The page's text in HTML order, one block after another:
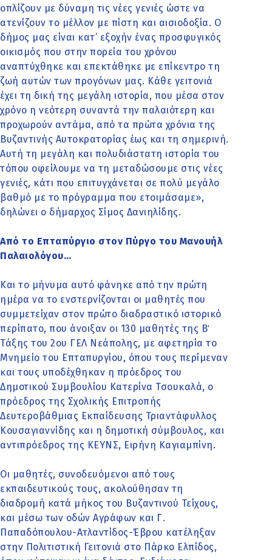
οπλίζουν με δύναμη τις νέες γενιές ώστε να
ατενίζουν το μέλλον με πίστη και αισιοδοξία. Ο
δήμος μας είναι κατ’ εξοχήν ένας προσφυγικός
οικισμός που στην πορεία του χρόνου
αναπτύχθηκε και επεκτάθηκε με επίκεντρο τη
ζωή αυτών των προγόνων μας. Κάθε γειτονιά
έχει τη δική της μεγάλη ιστορία, που μέσα στον
χρόνο η νεότερη συναντά την παλαιότερη και
προχωρούν αντάμα, από τα πρώτα χρόνια της
Βυζαντινής Αυτοκρατορίας έως και τη σημερινή.
Αυτή τη μεγάλη και πολυδιάστατη ιστορία του
τόπου οφείλουμε να τη μεταδώσουμε στις νέες
γενιές, κάτι που επιτυγχάνεται σε πολύ μεγάλο
βαθμό με το πρόγραμμα που ετοιμάσαμε»,
δηλώνει ο δήμαρχος Σίμος Δανιηλίδης.
Από το Επταπύργιο στον Πύργο του Μανουήλ
Παλαιολόγου…
Και το μήνυμα αυτό φάνηκε από την πρώτη
ημέρα να το ενστερνίζονται οι μαθητές που
συμμετείχαν στον πρώτο διαδραστικό ιστορικό
περίπατο, που άνοιξαν οι 130 μαθητές της Β΄
Τάξης του 2ου ΓΕΛ Νεάπολης, με αφετηρία το
Μνημείο του Επταπυργίου, όπου τους περίμεναν
και τους υποδέχθηκαν η πρόεδρος του
Δημοτικού Συμβουλίου Κατερίνα Τσουκαλά, ο
πρόεδρος της Σχολικής Επιτροπής
Δευτεροβάθμιας Εκπαίδευσης Τριαντάφυλλος
Κουσαγιαννίδης και η δημοτική σύμβουλος, και
αντιπρόεδρος της ΚΕΥΝΣ, Ειρήνη Καγιαμπίνη.
Οι μαθητές, συνοδευόμενοι από τους
εκπαιδευτικούς τους, ακολούθησαν τη
διαδρομή κατά μήκος του Βυζαντινού Τείχους,
και μέσω των οδών Αγράφων και Γ.
Παπαδόπουλου-Ατλαντίδος-Έβρου κατέληξαν
στην Πολιτιστική Γειτονιά στο Πάρκο Ελπίδος,